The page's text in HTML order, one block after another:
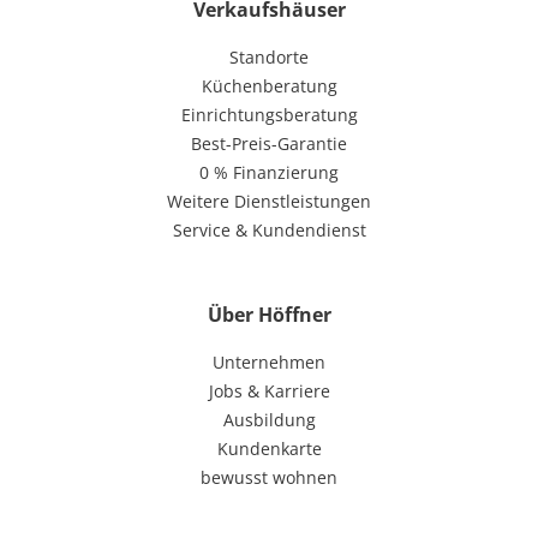
Verkaufshäuser
Standorte
Küchenberatung
Einrichtungsberatung
Best-Preis-Garantie
0 % Finanzierung
Weitere Dienstleistungen
Service & Kundendienst
Über Höffner
Unternehmen
Jobs & Karriere
Ausbildung
Kundenkarte
bewusst wohnen